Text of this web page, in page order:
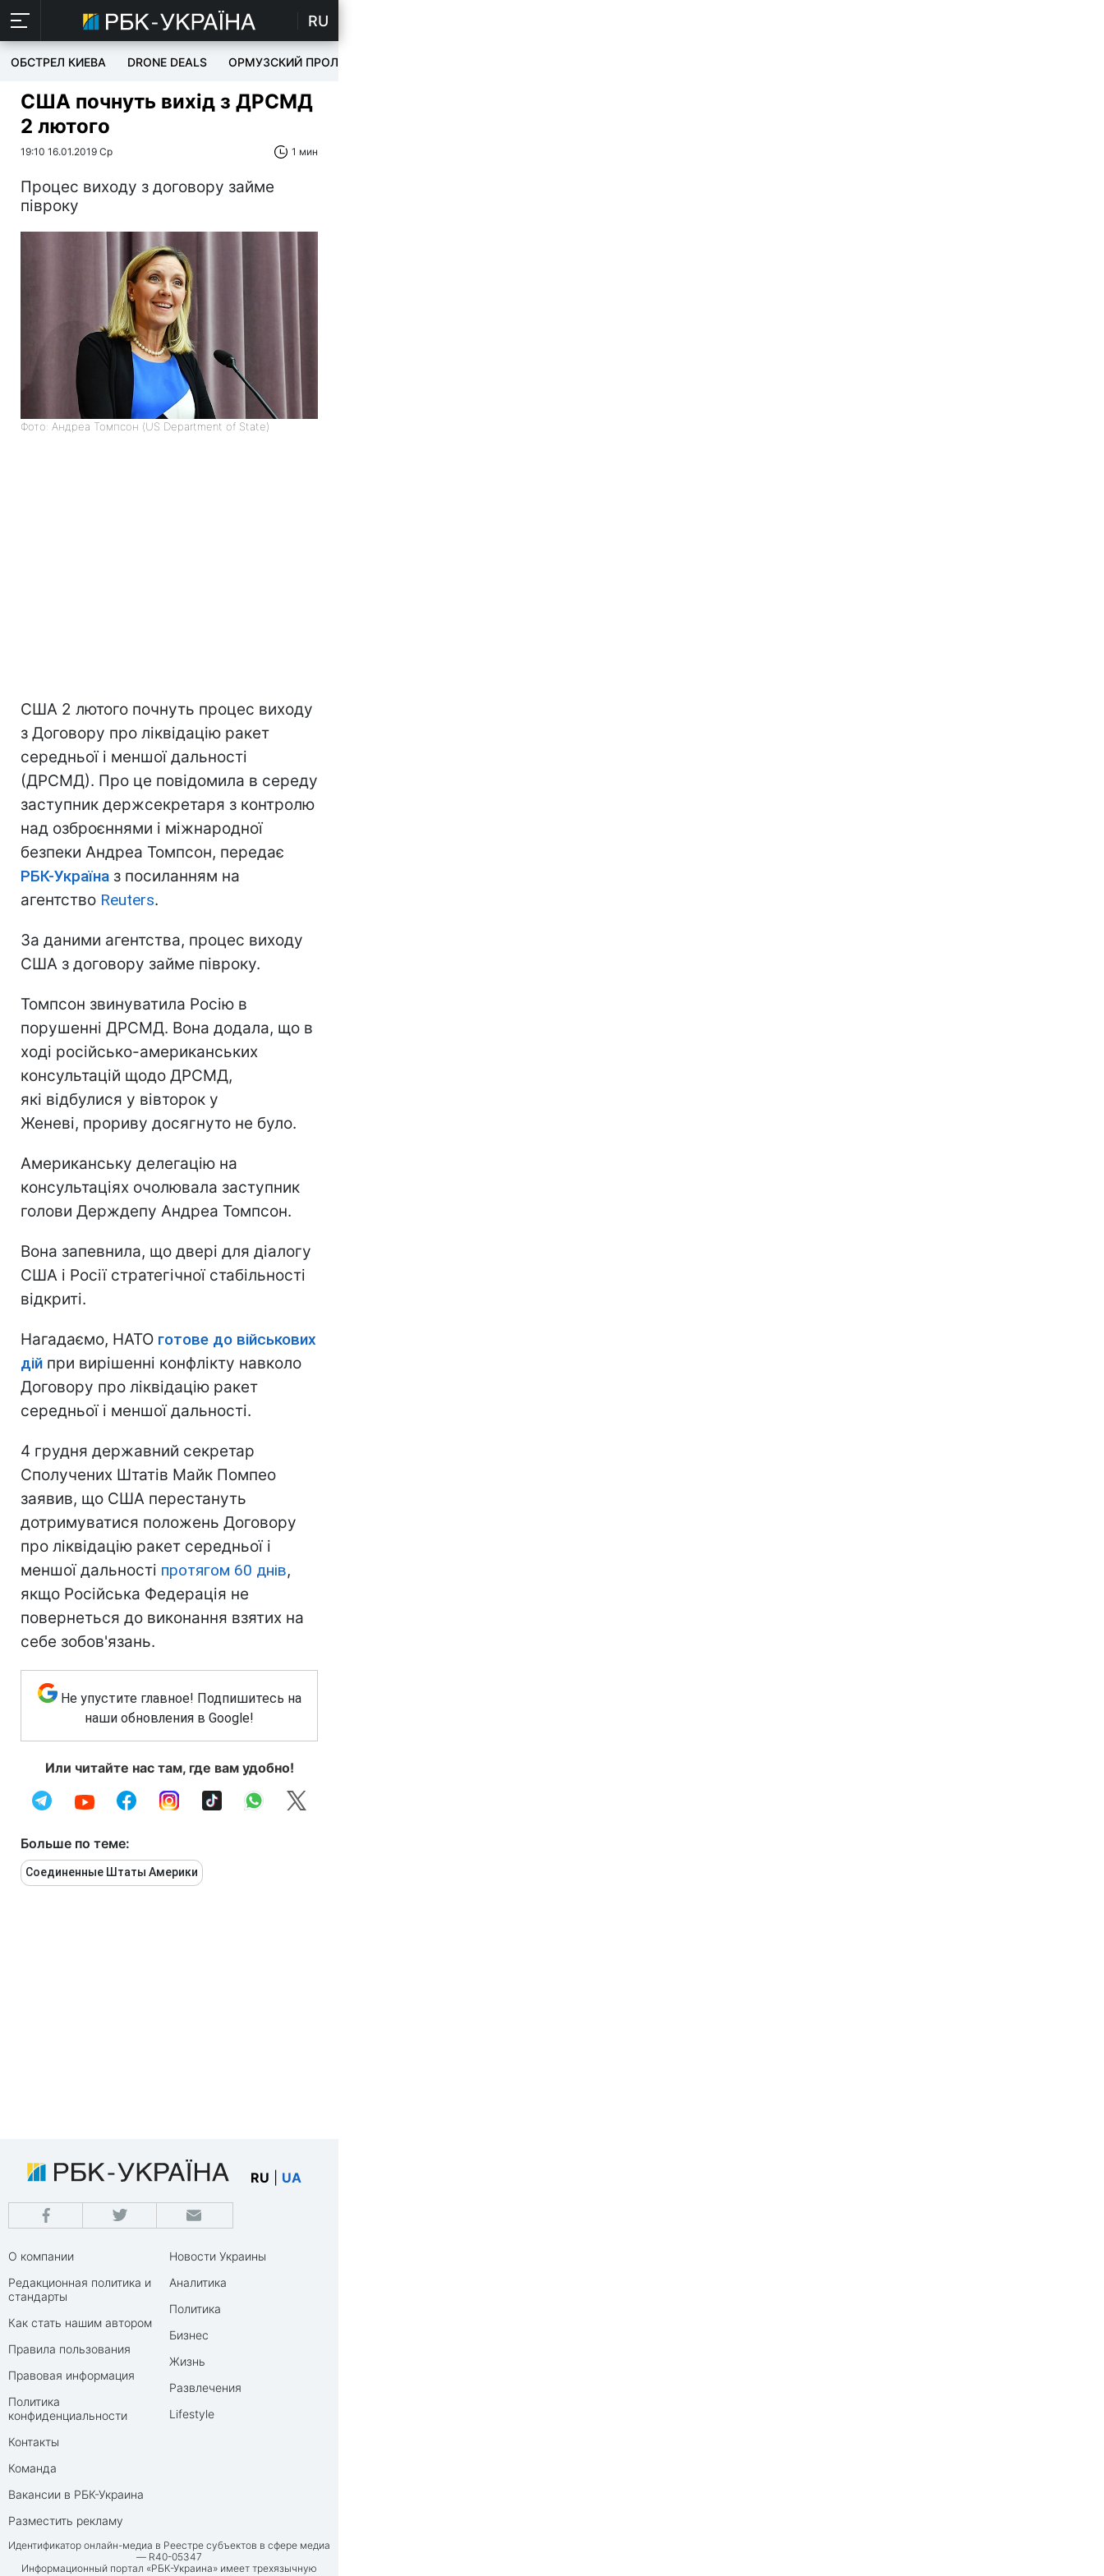
RU
ОБСТРЕЛ КИЕВА DRONE DEALS ОРМУЗСКИЙ ПРОЛИВ
США почнуть вихід з ДРСМД
2 лютого
19:10 16.01.2019 Ср 1 мин
Процес виходу з договору займе
півроку
Фото: Андреа Томпсон (US Department of State)
США 2 лютого почнуть процес виходу
з Договору про ліквідацію ракет
середньої і меншої дальності
(ДРСМД). Про це повідомила в середу
заступник держсекретаря з контролю
над озброєннями і міжнародної
безпеки Андреа Томпсон, передає
РБК-Україна з посиланням на
агентство Reuters.
За даними агентства, процес виходу
США з договору займе півроку.
Томпсон звинуватила Росію в
порушенні ДРСМД. Вона додала, що в
ході російсько-американських
консультацій щодо ДРСМД,
які відбулися у вівторок у
Женеві, прориву досягнуто не було.
Американську делегацію на
консультаціях очолювала заступник
голови Держдепу Андреа Томпсон.
Вона запевнила, що двері для діалогу
США і Росії стратегічної стабільності
відкриті.
Нагадаємо, НАТО готове до військових
дій при вирішенні конфлікту навколо
Договору про ліквідацію ракет
середньої і меншої дальності.
4 грудня державний секретар
Сполучених Штатів Майк Помпео
заявив, що США перестануть
дотримуватися положень Договору
про ліквідацію ракет середньої і
меншої дальності протягом 60 днів,
якщо Російська Федерація не
повернеться до виконання взятих на
себе зобов'язань.
Не упустите главное! Подпишитесь на
наши обновления в Google!
Или читайте нас там, где вам удобно!
Больше по теме:
Соединенные Штаты Америки
RU UA
О компании
Редакционная политика и
стандарты
Как стать нашим автором
Правила пользования
Правовая информация
Политика
конфиденциальности
Контакты
Команда
Вакансии в РБК-Украина
Разместить рекламу
Новости Украины
Аналитика
Политика
Бизнес
Жизнь
Развлечения
Lifestyle
Идентификатор онлайн-медиа в Реестре субъектов в сфере медиа
— R40-05347
Информационный портал «РБК-Украина» имеет трехязычную